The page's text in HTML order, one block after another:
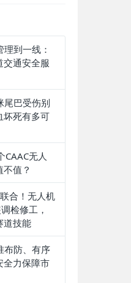
到一线：
交通安全服
尾巴受伤别
坏死有多可
CAAC无人
值？
合！无人机
检修工，
道技能
布防、有序
全力保障市